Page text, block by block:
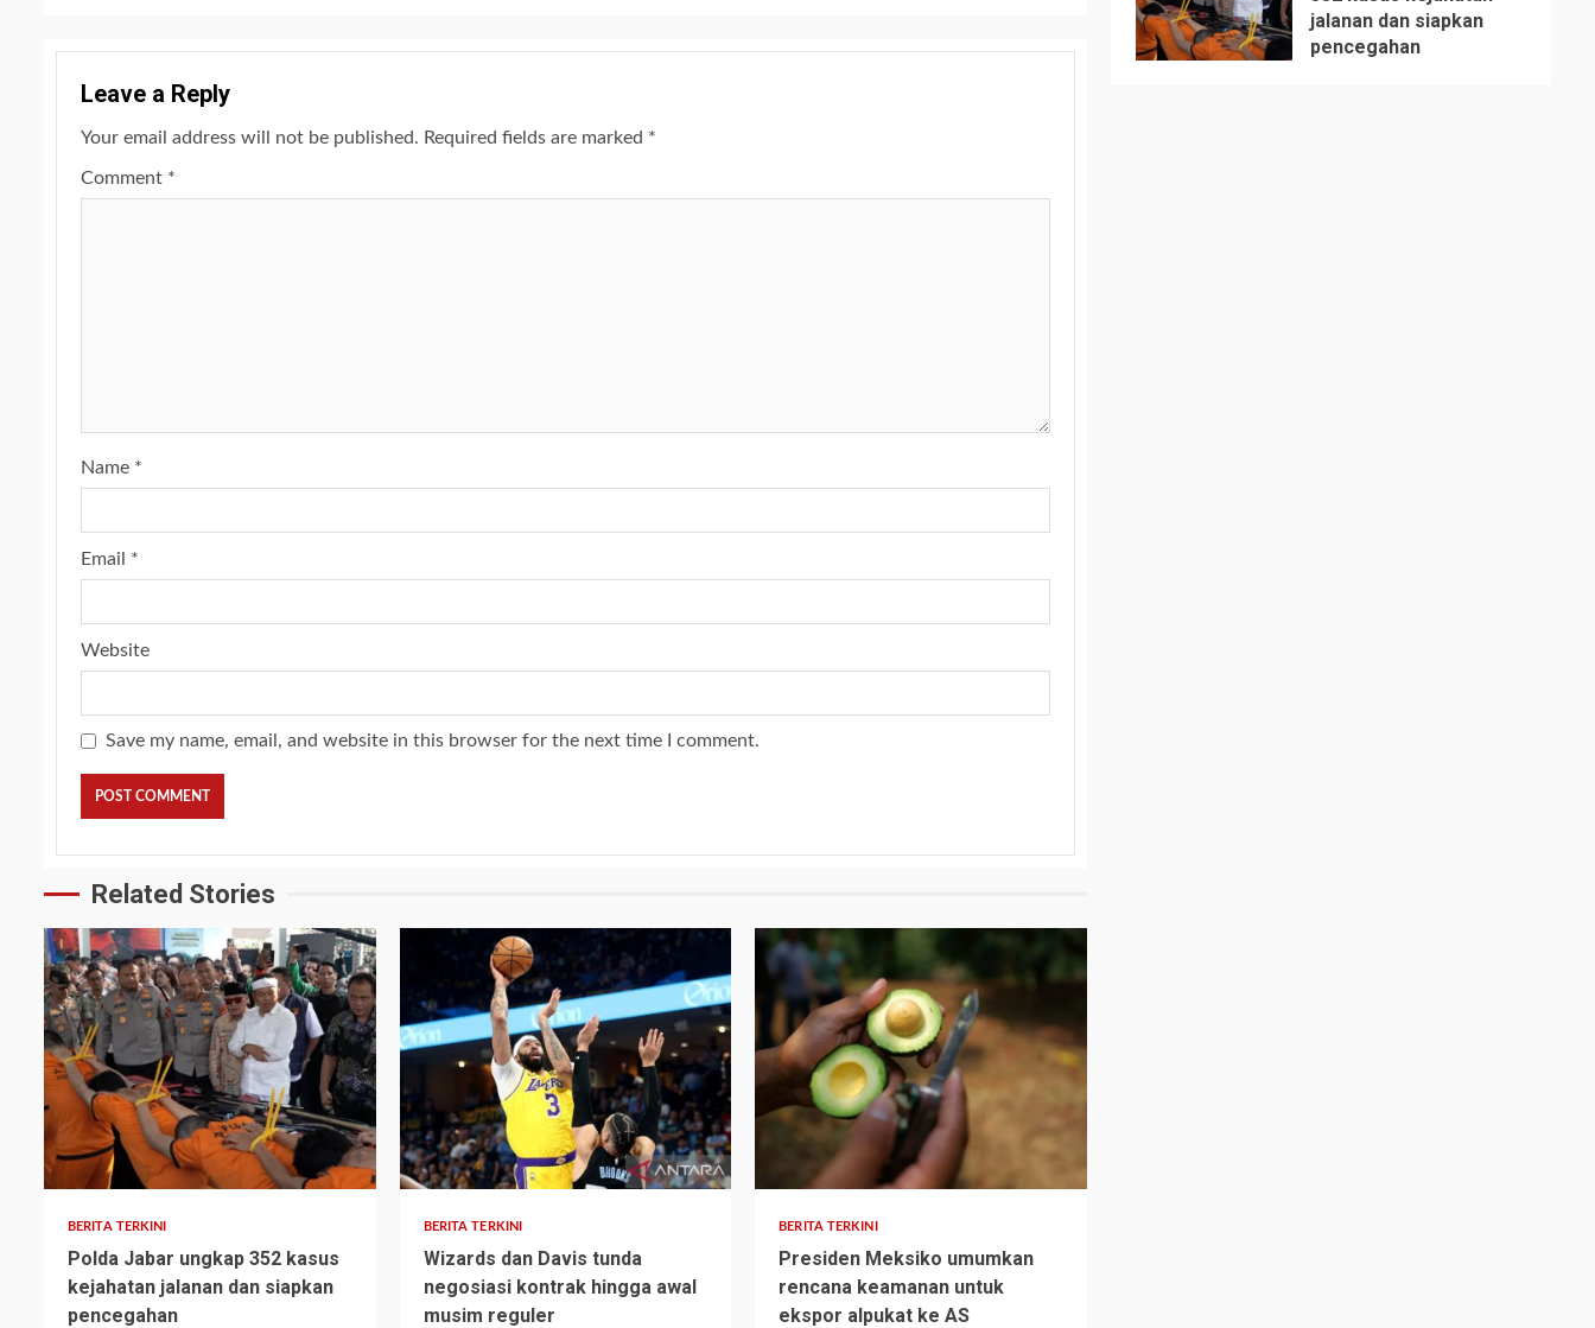
Leave a Reply
Your email address will not be published. Required fields are marked *
Comment *
Name *
Email *
Website
Save my name, email, and website in this browser for the next time I comment.
Related Stories
BERITA TERKINI
Polda Jabar ungkap 352 kasus
kejahatan jalanan dan siapkan
pencegahan
BERITA TERKINI
Wizards dan Davis tunda
negosiasi kontrak hingga awal
musim reguler
BERITA TERKINI
Presiden Meksiko umumkan
rencana keamanan untuk
ekspor alpukat ke AS
5
jalanan dan siapkan
pencegahan